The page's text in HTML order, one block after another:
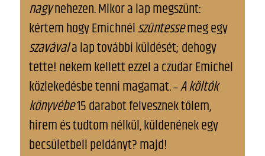
nagynehezen. Mikor a lap megszünt:
kértem hogy Emichnélszüntessemeg egy
szavávala lap további küldését; dehogy
tette! nekem kellett ezzel a czudar Emichel
közlekedésbe tenni magamat. ˗A költők
könyvébe15 darabot felvesznek tőlem,
hirem és tudtom nélkül, küldenének egy
becsületbeli peldányt? majd!